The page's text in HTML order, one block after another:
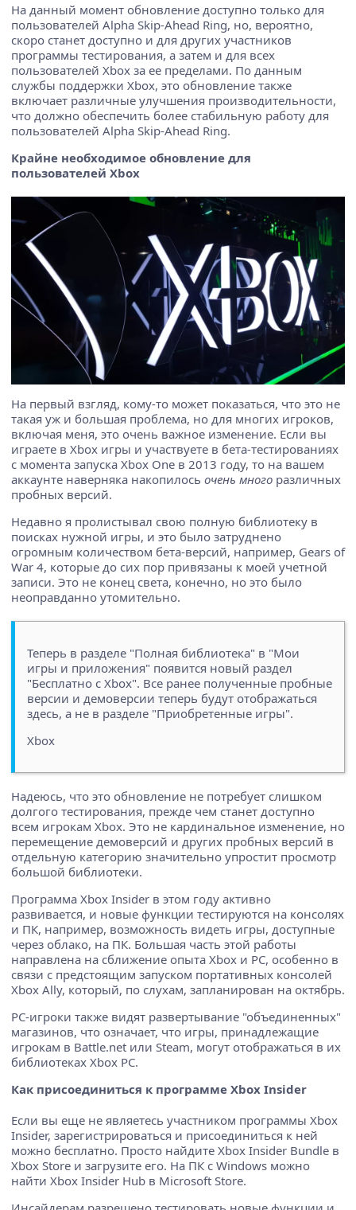
На данный момент обновление доступно только для
пользователей Alpha Skip-Ahead Ring, но, вероятно,
скоро станет доступно и для других участников
программы тестирования, а затем и для всех
пользователей Xbox за ее пределами. По данным
службы поддержки Xbox, это обновление также
включает различные улучшения производительности,
что должно обеспечить более стабильную работу для
пользователей Alpha Skip-Ahead Ring.
Крайне необходимое обновление для
пользователей Xbox
На первый взгляд, кому-то может показаться, что это не
такая уж и большая проблема, но для многих игроков,
включая меня, это очень важное изменение. Если вы
играете в Xbox игры и участвуете в бета-тестированиях
с момента запуска Xbox One в 2013 году, то на вашем
аккаунте наверняка накопилось очень много различных
пробных версий.
Недавно я пролистывал свою полную библиотеку в
поисках нужной игры, и это было затруднено
огромным количеством бета-версий, например, Gears of
War 4, которые до сих пор привязаны к моей учетной
записи. Это не конец света, конечно, но это было
неоправданно утомительно.
Теперь в разделе "Полная библиотека" в "Мои
игры и приложения" появится новый раздел
"Бесплатно с Xbox". Все ранее полученные пробные
версии и демоверсии теперь будут отображаться
здесь, а не в разделе "Приобретенные игры".
Xbox
Надеюсь, что это обновление не потребует слишком
долгого тестирования, прежде чем станет доступно
всем игрокам Xbox. Это не кардинальное изменение, но
перемещение демоверсий и других пробных версий в
отдельную категорию значительно упростит просмотр
большой библиотеки.
Программа Xbox Insider в этом году активно
развивается, и новые функции тестируются на консолях
и ПК, например, возможность видеть игры, доступные
через облако, на ПК. Большая часть этой работы
направлена на сближение опыта Xbox и PC, особенно в
связи с предстоящим запуском портативных консолей
Xbox Ally, который, по слухам, запланирован на октябрь.
PC-игроки также видят развертывание "объединенных"
магазинов, что означает, что игры, принадлежащие
игрокам в Battle.net или Steam, могут отображаться в их
библиотеках Xbox PC.
Как присоединиться к программе Xbox Insider
Если вы еще не являетесь участником программы Xbox
Insider, зарегистрироваться и присоединиться к ней
можно бесплатно. Просто найдите Xbox Insider Bundle в
Xbox Store и загрузите его. На ПК с Windows можно
найти Xbox Insider Hub в Microsoft Store.